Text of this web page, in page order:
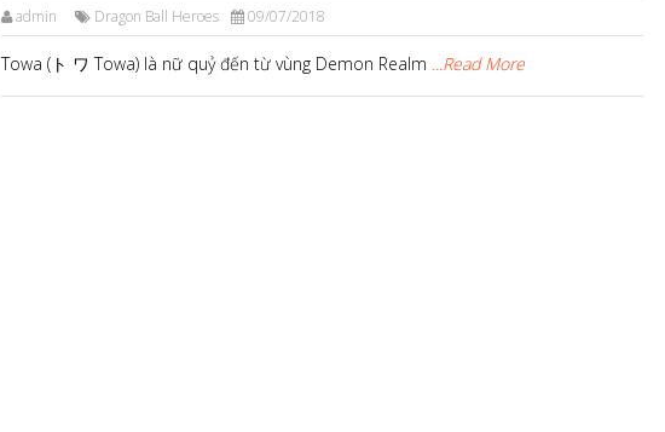
admin Dragon Ball Heroes 09/07/2018
Towa (ト ワ Towa) là nữ quỷ đến từ vùng Demon Realm ...Read More